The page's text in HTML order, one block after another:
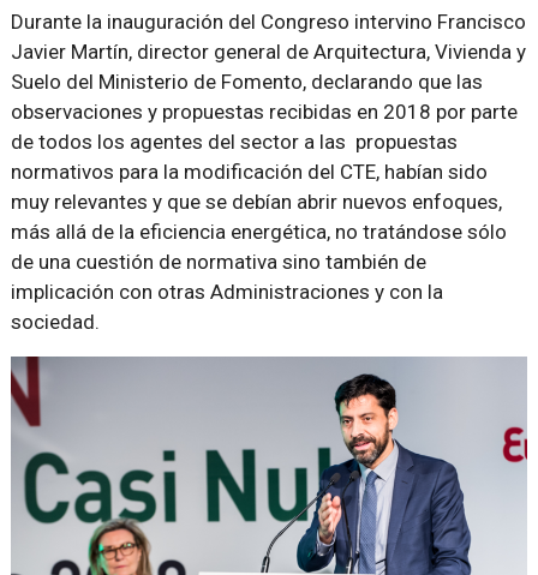
Durante la inauguración del Congreso intervino Francisco
Javier Martín, director general de Arquitectura, Vivienda y
Suelo del Ministerio de Fomento, declarando que las
observaciones y propuestas recibidas en 2018 por parte
de todos los agentes del sector a las propuestas
normativos para la modificación del CTE, habían sido
muy relevantes y que se debían abrir nuevos enfoques,
más allá de la eficiencia energética, no tratándose sólo
de una cuestión de normativa sino también de
implicación con otras Administraciones y con la
sociedad.